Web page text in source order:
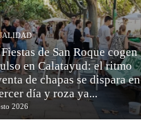
de San Roque cogen
en Calatayud: el ritmo
de chapas se dispara en
día y roza ya...
2026